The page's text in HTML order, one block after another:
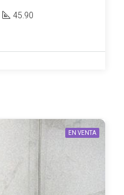
45.90
EN VENTA